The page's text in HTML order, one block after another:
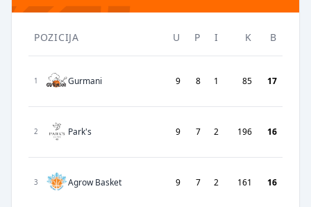
POZICIJA U P I K B
1 Gurmani 9 8 1 85 17
2 Park's 9 7 2 196 16
3 Agrow Basket 9 7 2 161 16